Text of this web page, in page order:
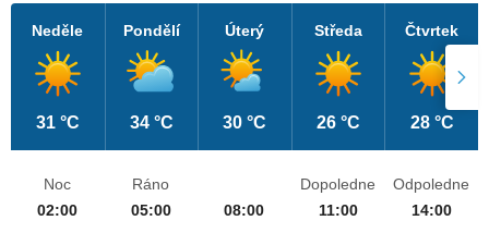
Neděle
31 °C
Pondělí
34 °C
Úterý
30 °C
Středa
26 °C
Čtvrtek
28 °C
Noc
02:00
Ráno
05:00
08:00
Dopoledne
11:00
Odpoledne
14:00